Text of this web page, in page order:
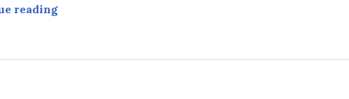
readingCFR Călători suspendă mai multe trenuri. Care sunt